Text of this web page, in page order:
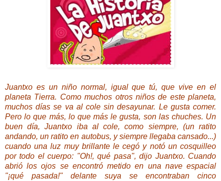
Juantxo es un niño normal, igual que tú, que vive en el
planeta Tierra. Como muchos otros niños de este planeta,
muchos días se va al cole sin desayunar. Le gusta comer.
Pero lo que más, lo que más le gusta, son las chuches. Un
buen día, Juantxo iba al cole, como siempre, (un ratito
andando, un ratito en autobus, y siempre llegaba cansado...)
cuando una luz muy brillante le cegó y notó un cosquilleo
por todo el cuerpo: "Oh!, qué pasa", dijo Juantxo. Cuando
abrió los ojos se encontró metido en una nave espacial
"¡qué pasada!" delante suya se encontraban cinco